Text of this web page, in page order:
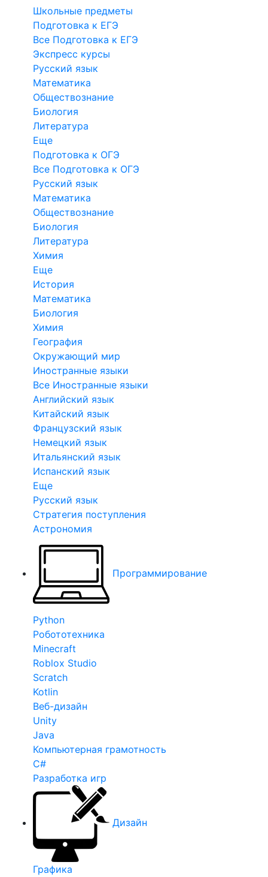
Школьные предметы
Подготовка к ЕГЭ
Все Подготовка к ЕГЭ
Экспресс курсы
Русский язык
Математика
Обществознание
Биология
Литература
Еще
Подготовка к ОГЭ
Все Подготовка к ОГЭ
Русский язык
Математика
Обществознание
Биология
Литература
Химия
Еще
История
Математика
Биология
Химия
География
Окружающий мир
Иностранные языки
Все Иностранные языки
Английский язык
Китайский язык
Французский язык
Немецкий язык
Итальянский язык
Испанский язык
Еще
Русский язык
Стратегия поступления
Астрономия
Программирование
Python
Робототехника
Minecraft
Roblox Studio
Scratch
Kotlin
Веб-дизайн
Unity
Java
Компьютерная грамотность
C#
Разработка игр
Дизайн
Графика